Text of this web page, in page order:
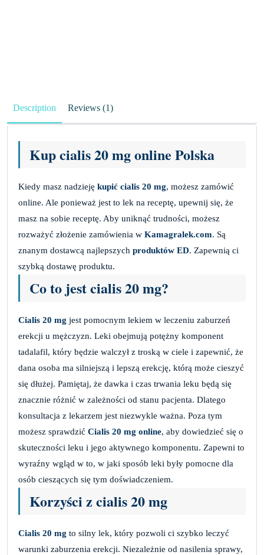
Description Reviews (1)
Kup cialis 20 mg online Polska
Kiedy masz nadzieję kupić cialis 20 mg, możesz zamówić
online. Ale ponieważ jest to lek na receptę, upewnij się, że
masz na sobie receptę. Aby uniknąć trudności, możesz
rozważyć złożenie zamówienia w Kamagralek.com. Są
znanym dostawcą najlepszych produktów ED. Zapewnią ci
szybką dostawę produktu.
Co to jest cialis 20 mg?
Cialis 20 mg jest pomocnym lekiem w leczeniu zaburzeń
erekcji u mężczyzn. Leki obejmują potężny komponent
tadalafil, który będzie walczył z troską w ciele i zapewnić, że
dana osoba ma silniejszą i lepszą erekcję, którą może cieszyć
się dłużej. Pamiętaj, że dawka i czas trwania leku będą się
znacznie różnić w zależności od stanu pacjenta. Dlatego
konsultacja z lekarzem jest niezwykle ważna. Poza tym
możesz sprawdzić Cialis 20 mg online, aby dowiedzieć się o
skuteczności leku i jego aktywnego komponentu. Zapewni to
wyraźny wgląd w to, w jaki sposób leki były pomocne dla
osób cieszących się tym doświadczeniem.
Korzyści z cialis 20 mg
Cialis 20 mg to silny lek, który pozwoli ci szybko leczyć
warunki zaburzenia erekcji. Niezależnie od nasilenia sprawy,